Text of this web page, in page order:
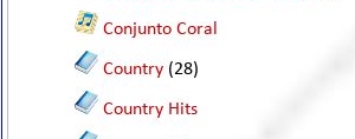
Conjunto Coral
Country (28)
Country Hits